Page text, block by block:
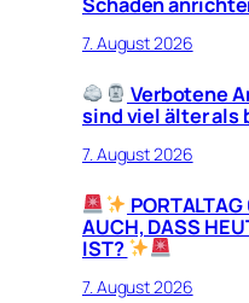
7. August 2026
Verbotene
sind viel älter als
7. August 2026
AUCH, DASS
IST?
7. August 2026